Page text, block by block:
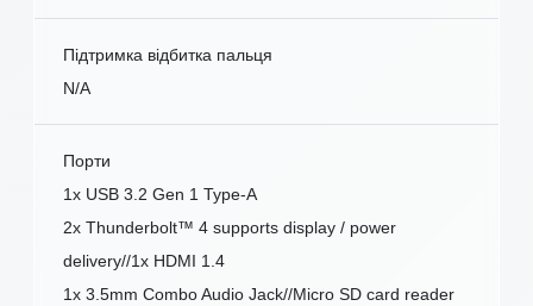
Підтримка відбитка пальця
N/A
Порти
1x USB 3.2 Gen 1 Type-A
2x Thunderbolt™ 4 supports display / power
delivery//1x HDMI 1.4
1x 3.5mm Combo Audio Jack//Micro SD card reader